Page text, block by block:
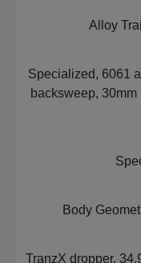
Alloy
Specialized, 6061
backsweep,
Body
TranzX dropper,